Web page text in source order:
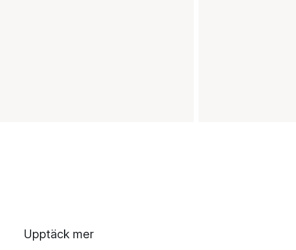
Upptäck mer